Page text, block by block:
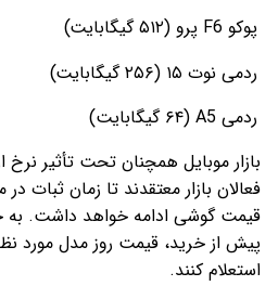
پوکو F6 پرو (۵۱۲ گیگابایت)
ردمی نوت ۱۵ (۲۵۶ گیگابایت)
ردمی A5 (۶۴ گیگابایت)
بازار موبایل همچنان تحت تأثیر نرخ
فعالان بازار معتقدند تا زمان ثبات
قیمت گوشی ادامه خواهد داشت. به
پیش از خرید، قیمت روز مدل مورد
استعلام کنند.